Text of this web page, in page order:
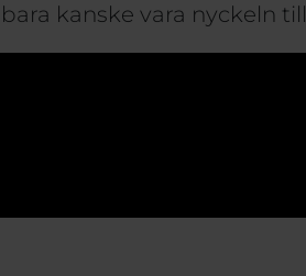
kanske vara nyckeln till